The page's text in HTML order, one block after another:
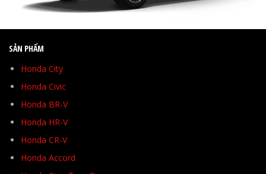
SẢN PHẨM
Honda City
Honda Civic
Honda BR-V
Honda HR-V
Honda CR-V
Honda Accord